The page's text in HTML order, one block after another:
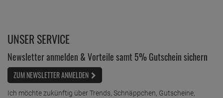
UNSER SERVICE
Newsletter anmelden & Vorteile samt 5% Gutschein sichern
ZUM NEWSLETTER ANMELDEN
Ich möchte zukünftig über Trends, Schnäppchen, Gutscheine,